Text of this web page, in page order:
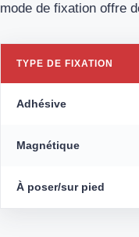
mode de fixation offre
TYPE DE FIXATION
Adhésive
Magnétique
À poser/sur pied